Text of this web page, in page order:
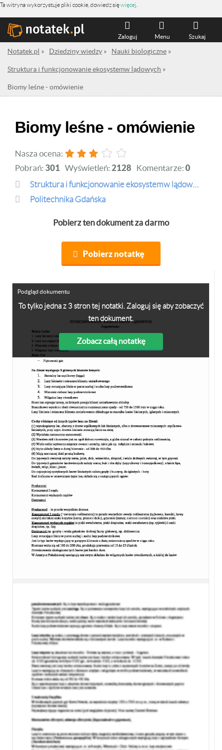
Ta witryna wykorzystuje pliki cookie, dowiedz sięwięcej
Szukaj
Menu
Zaloguj
Notatek.pl » Dziedziny wiedzy » Nauki biologiczne »
Struktura i funkcjonowanie ekosystemw lądowych »
Biomy leśne - omówienie
Biomy leśne - omówienie
Nasza ocena:
Pobrań: 301 Wyświetleń: 2128 Komentarze: 0
Struktura i funkcjonowanie ekosystemw lądowych
Politechnika Gdańska
Pobierz ten dokument za darmo
Pobierz notatkę
To tylko jedna z 3 stron tej notatki. Zaloguj się aby zobaczyć
ten dokument.
Zobacz całą notatkę
Podgląd dokumentu